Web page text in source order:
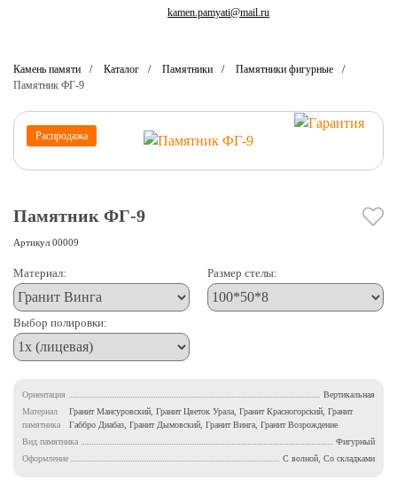
kamen.pamyati@mail.ru
Камень памяти Каталог Памятники
Памятники фигурные
Памятник ФГ-9
Распродажа
Памятник ФГ-9
Артикул 00009
Материал: Размер стелы:
Выбор полировки:
Ориентация
Вертикальная
Материал
памятника
Гранит Мансуровский, Гранит Цветок Урала, Гранит Красногорский, Гранит
Габбро Диабаз, Гранит Дымовский, Гранит Винга, Гранит Возрождение
Вид памятника
Фигурный
Оформление
С волной, Со складками